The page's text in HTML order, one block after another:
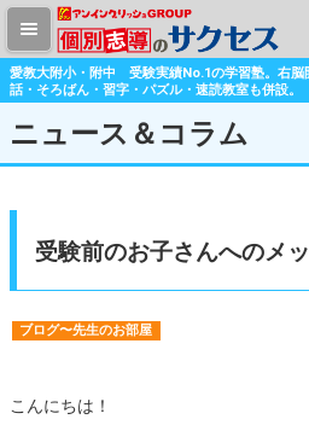
愛教大附小・附中 受験実績No.1の学習塾。右脳
話・そろばん・習字・パズル・速読教室も併設。
ニュース＆コラム
受験前のお子さんへのメ
ブログ〜先生のお部屋
こんにちは！